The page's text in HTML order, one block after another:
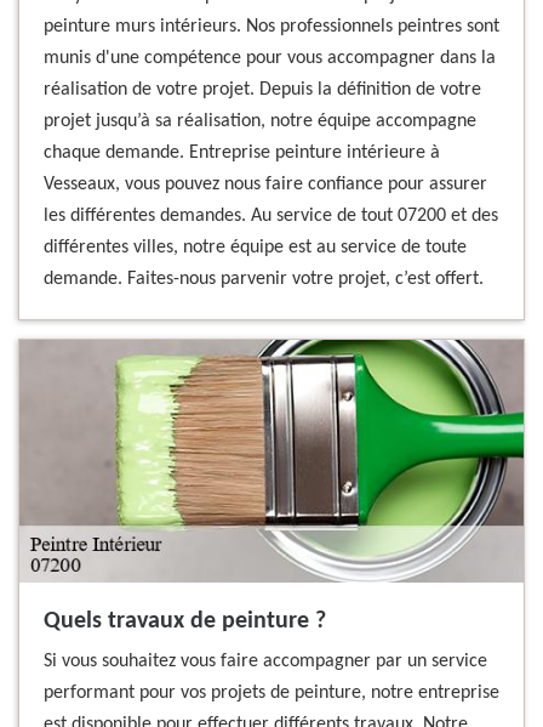
peinture murs intérieurs. Nos professionnels peintres sont
munis d'une compétence pour vous accompagner dans la
réalisation de votre projet. Depuis la définition de votre
projet jusqu’à sa réalisation, notre équipe accompagne
chaque demande. Entreprise peinture intérieure à
Vesseaux, vous pouvez nous faire confiance pour assurer
les différentes demandes. Au service de tout 07200 et des
différentes villes, notre équipe est au service de toute
demande. Faites-nous parvenir votre projet, c’est offert.
Quels travaux de peinture ?
Si vous souhaitez vous faire accompagner par un service
performant pour vos projets de peinture, notre entreprise